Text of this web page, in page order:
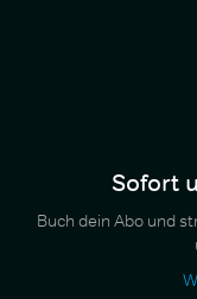
Sofort
Buch dein Abo und